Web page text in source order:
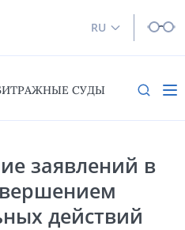
RU
СУДЫ
заявлений в
действий